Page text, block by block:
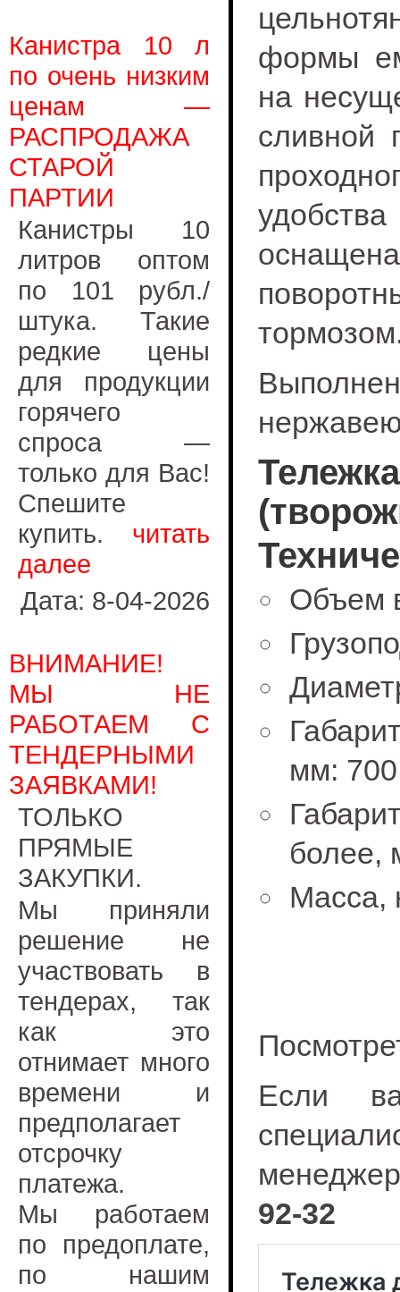
Канистра 10 л
по очень низким
ценам —
РАСПРОДАЖА
СТАРОЙ
ПАРТИИ
Канистры 10
литров оптом
по 101 рубл./
штука. Такие
редкие цены
для продукции
горячего
спроса —
только для Вас!
Спешите
купить. читать
далее
Дата: 8-04-2026
ВНИМАНИЕ!
МЫ НЕ
РАБОТАЕМ С
ТЕНДЕРНЫМИ
ЗАЯВКАМИ!
ТОЛЬКО
ПРЯМЫЕ
ЗАКУПКИ.
Мы приняли
решение не
участвовать в
тендерах, так
как это
отнимает много
времени и
предполагает
отсрочку
платежа.
Мы работаем
по предоплате,
по нашим
формы
на
сливной
Объем
мм:
более,
Масса,
Если
92-32